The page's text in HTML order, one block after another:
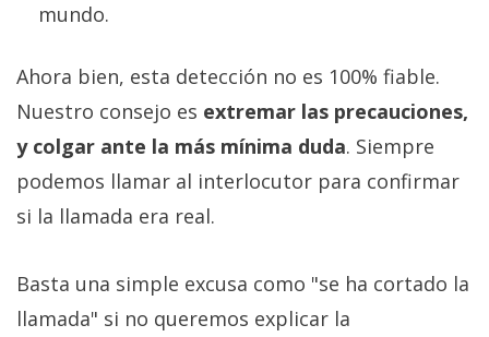
mundo.
Ahora bien, esta detección no es 100% fiable.
Nuestro consejo es extremar las precauciones,
y colgar ante la más mínima duda. Siempre
podemos llamar al interlocutor para confirmar
si la llamada era real.
Basta una simple excusa como "se ha cortado la
llamada" si no queremos explicar la